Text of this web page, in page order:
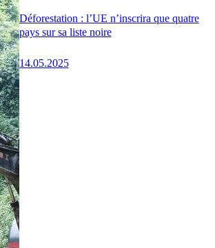
Déforestation : l’UE n’inscrira que quatre
pays sur sa liste noire
14.05.2025